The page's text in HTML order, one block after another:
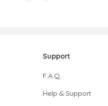
Support
F.A.Q.
Help & Support